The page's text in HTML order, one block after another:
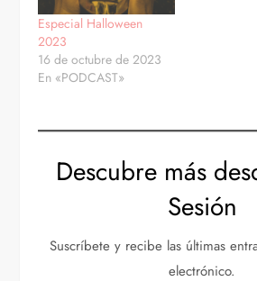
Especial Halloween
2023
16 de octubre de 2023
En «PODCAST»
Descubre más
Sesión
Suscríbete y recibe las últimas
electrónico.